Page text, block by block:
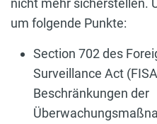
nicht mehr sicherstellen.
um folgende Punkte:
Section 702 des
Surveillance Act
Beschränkungen der